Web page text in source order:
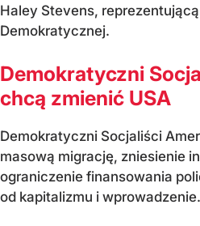
Haley Stevens,
Demokratycznej.
Demokratyczni
chcą zmienić USA
Demokratyczni Socjaliści
masową migrację, zniesienie
ograniczenie finansowania
od kapitalizmu i